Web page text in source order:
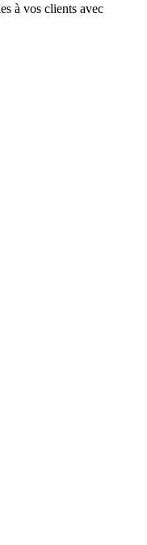
à vos clients avec